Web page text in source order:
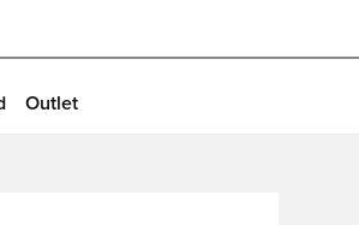
Outlet